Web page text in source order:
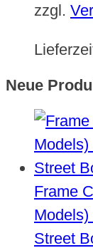
zzgl.
Neue
Frame
Street